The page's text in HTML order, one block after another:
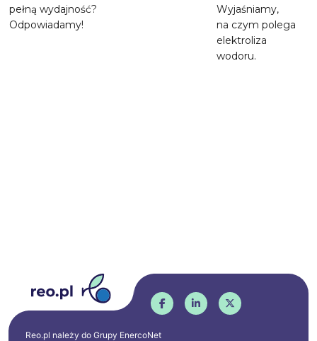
pełną wydajność?
Odpowiadamy!
Wyjaśniamy,
na czym polega
elektroliza
wodoru.
Reo.pl należy do Grupy EnercoNet